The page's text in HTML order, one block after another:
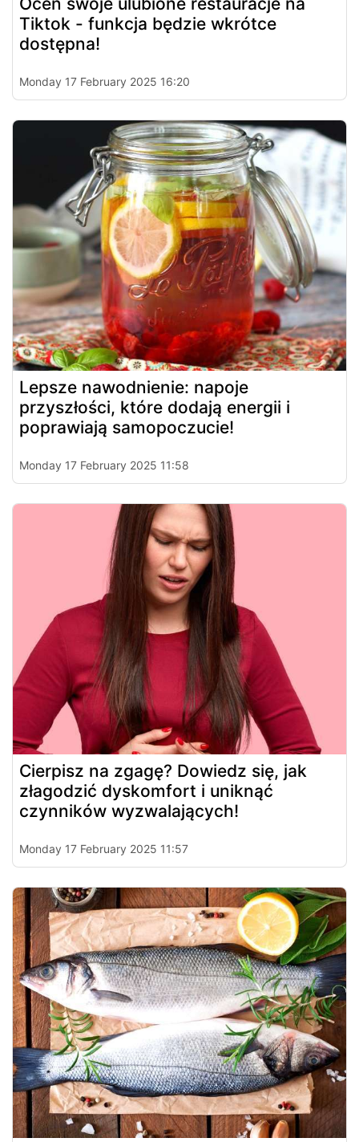
Tiktok - funkcja będzie wkrótce
dostępna!
Monday 17 February 2025 16:20
Lepsze nawodnienie: napoje
przyszłości, które dodają energii i
poprawiają samopoczucie!
Monday 17 February 2025 11:58
Cierpisz na zgagę? Dowiedz się, jak
złagodzić dyskomfort i uniknąć
czynników wyzwalających!
Monday 17 February 2025 11:57